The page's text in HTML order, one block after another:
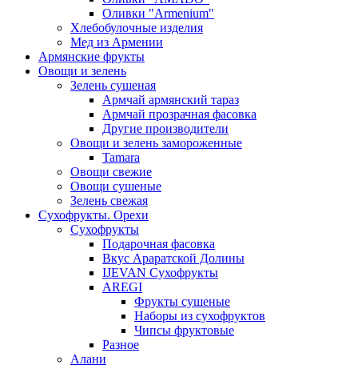
Оливки "Armenium"
Хлебобулочные изделия
Мед из Армении
Армянские фрукты
Овощи и зелень
Зелень сушеная
Армчай армянский тараз
Армчай прозрачная фасовка
Другие производители
Овощи и зелень замороженные
Tamara
Овощи свежие
Овощи сушеные
Зелень свежая
Сухофрукты. Орехи
Сухофрукты
Подарочная фасовка
Вкус Араратской Долины
IJEVAN Сухофрукты
AREGI
Фрукты сушеные
Наборы из сухофруктов
Чипсы фруктовые
Разное
Алани